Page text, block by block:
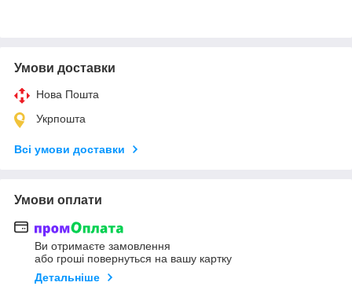
Умови доставки
Нова Пошта
Укрпошта
Всі умови доставки
Умови оплати
Ви отримаєте замовлення
або гроші повернуться на вашу картку
Детальніше